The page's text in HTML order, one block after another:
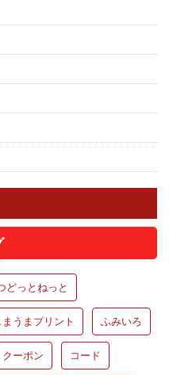
どっとねっと
まうまプリント ふみいろ
クーポン コード